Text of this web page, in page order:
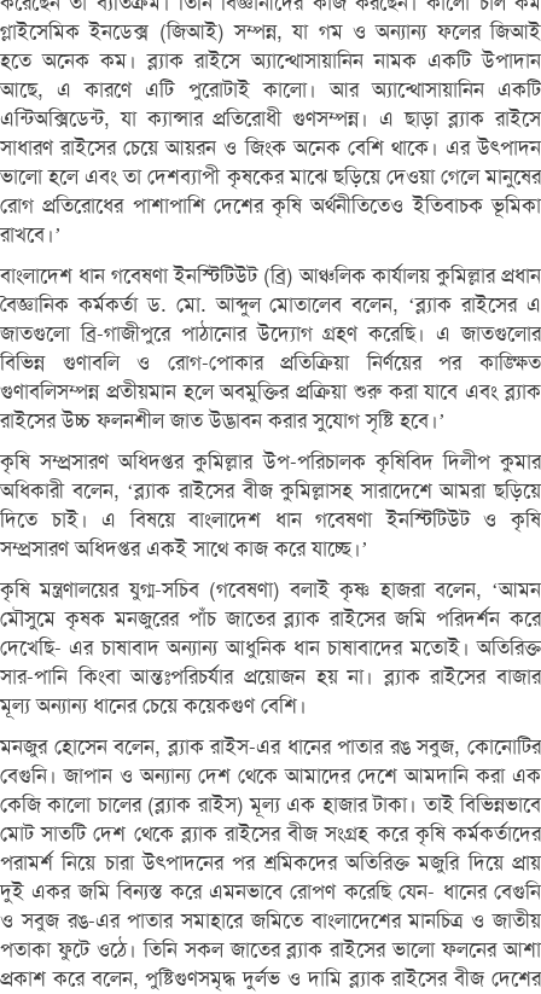
গ্লাইসেমিক ইনডেক্স (জিআই) সম্পন্ন, যা গম ও অন্যান্য ফলের জিআই
হতে অনেক কম। ব্ল্যাক রাইসে অ্যান্থোসায়ানিন নামক একটি উপাদান
আছে, এ কারণে এটি পুরোটাই কালো। আর অ্যান্থোসায়ানিন একটি
এন্টিঅক্সিডেন্ট, যা ক্যান্সার প্রতিরোধী গুণসম্পন্ন। এ ছাড়া ব্ল্যাক রাইসে
সাধারণ রাইসের চেয়ে আয়রন ও জিংক অনেক বেশি থাকে। এর উত্পাদন
ভালো হলে এবং তা দেশব্যাপী কৃষকের মাঝে ছড়িয়ে দেওয়া গেলে মানুষের
রোগ প্রতিরোধের পাশাপাশি দেশের কৃষি অর্থনীতিতেও ইতিবাচক ভূমিকা
রাখবে।’
বাংলাদেশ ধান গবেষণা ইনস্টিটিউট (ব্রি) আঞ্চলিক কার্যালয় কুমিল্লার প্রধান
বৈজ্ঞানিক কর্মকর্তা ড. মো. আব্দুল মোতালেব বলেন, ‘ব্ল্যাক রাইসের এ
জাতগুলো ব্রি-গাজীপুরে পাঠানোর উদ্যোগ গ্রহণ করেছি। এ জাতগুলোর
বিভিন্ন গুণাবলি ও রোগ-পোকার প্রতিক্রিয়া নির্ণয়ের পর কাঙ্ক্ষিত
গুণাবলিসম্পন্ন প্রতীয়মান হলে অবমুক্তির প্রক্রিয়া শুরু করা যাবে এবং ব্ল্যাক
রাইসের উচ্চ ফলনশীল জাত উদ্ভাবন করার সুযোগ সৃষ্টি হবে।’
কৃষি সম্প্রসারণ অধিদপ্তর কুমিল্লার উপ-পরিচালক কৃষিবিদ দিলীপ কুমার
অধিকারী বলেন, ‘ব্ল্যাক রাইসের বীজ কুমিল্লাসহ সারাদেশে আমরা ছড়িয়ে
দিতে চাই। এ বিষয়ে বাংলাদেশ ধান গবেষণা ইনস্টিটিউট ও কৃষি
সম্প্রসারণ অধিদপ্তর একই সাথে কাজ করে যাচ্ছে।’
কৃষি মন্ত্রণালয়ের যুগ্ম-সচিব (গবেষণা) বলাই কৃষ্ণ হাজরা বলেন, ‘আমন
মৌসুমে কৃষক মনজুরের পাঁচ জাতের ব্ল্যাক রাইসের জমি পরিদর্শন করে
দেখেছি- এর চাষাবাদ অন্যান্য আধুনিক ধান চাষাবাদের মতোই। অতিরিক্ত
সার-পানি কিংবা আন্তঃপরিচর্যার প্রয়োজন হয় না। ব্ল্যাক রাইসের বাজার
মূল্য অন্যান্য ধানের চেয়ে কয়েকগুণ বেশি।
মনজুর হোসেন বলেন, ব্ল্যাক রাইস-এর ধানের পাতার রঙ সবুজ, কোনোটির
বেগুনি। জাপান ও অন্যান্য দেশ থেকে আমাদের দেশে আমদানি করা এক
কেজি কালো চালের (ব্ল্যাক রাইস) মূল্য এক হাজার টাকা। তাই বিভিন্নভাবে
মোট সাতটি দেশ থেকে ব্ল্যাক রাইসের বীজ সংগ্রহ করে কৃষি কর্মকর্তাদের
পরামর্শ নিয়ে চারা উত্পাদনের পর শ্রমিকদের অতিরিক্ত মজুরি দিয়ে প্রায়
দুই একর জমি বিন্যস্ত করে এমনভাবে রোপণ করেছি যেন- ধানের বেগুনি
ও সবুজ রঙ-এর পাতার সমাহারে জমিতে বাংলাদেশের মানচিত্র ও জাতীয়
পতাকা ফুটে ওঠে। তিনি সকল জাতের ব্ল্যাক রাইসের ভালো ফলনের আশা
প্রকাশ করে বলেন, পুষ্টিগুণসমৃদ্ধ দুর্লভ ও দামি ব্ল্যাক রাইসের বীজ দেশের